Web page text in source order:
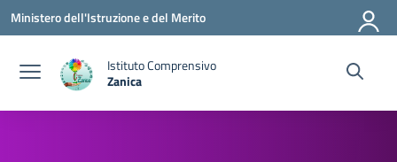
Vai ai contenuti
Vai al menu di navigazione
Vai al footer
Ministero dell'Istruzione e del Merito
Istituto Comprensivo
Zanica